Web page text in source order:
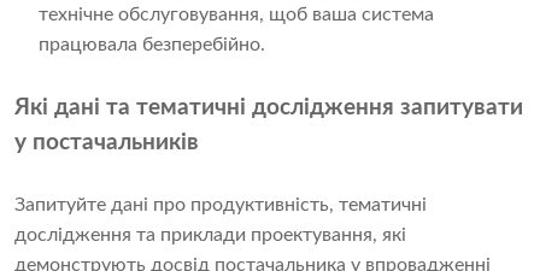
технічне обслуговування, щоб ваша система
працювала безперебійно.
Які дані та тематичні дослідження запитувати
у постачальників
Запитуйте дані про продуктивність, тематичні
дослідження та приклади проектування, які
демонструють досвід постачальника у впровадженні